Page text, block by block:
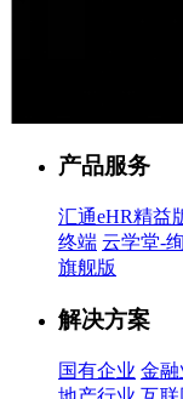
产品服务
汇通eHR精益
终端 云学堂-
旗舰版
解决方案
国有企业 金融